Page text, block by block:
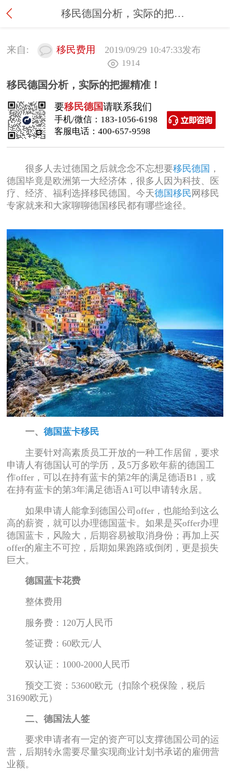
移民德国分析，实际的把握精准！
来自: 移民费用 2019/09/29 10:47:33发布
1914
移民德国分析，实际的把握精准！
要移民德国请联系我们
手机/微信： 183-1056-6198
客服电话： 400-657-9598
很多人去过德国之后就念念不忘想要移民德国 ，
德国毕竟是欧洲第一大经济体，很多人因为科技、医
疗、经济、福利选择移民德国。今天德国移民 网移民
专家就来和大家聊聊德国移民都有哪些途径。
一、德国蓝卡移民
主要针对高素质员工开放的一种工作居留，要求
申请人有德国认可的学历，及5万多欧年薪的德国工
作offer，可以在持有蓝卡的第2年的满足德语B1，或
在持有蓝卡的第3年满足德语A1可以申请转永居。
如果申请人能拿到德国公司offer，也能给到这么
高的薪资，就可以办理德国蓝卡。如果是买offer办理
德国蓝卡，风险大，后期容易被取消身份；再加上买
offer的雇主不可控，后期如果跑路或倒闭，更是损失
巨大。
德国蓝卡花费
整体费用
服务费：120万人民币
签证费：60欧元/人
双认证：1000-2000人民币
预交工资：53600欧元（扣除个税保险，税后
31690欧元）
二、德国法人签
要求申请者有一定的资产可以支撑德国公司的运
营，后期转永需要尽量实现商业计划书承诺的雇佣营
业额。